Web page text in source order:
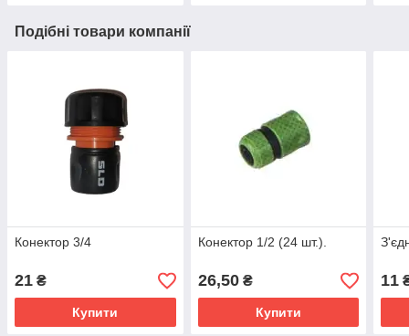
Подібні товари компанії
Конектор 3/4
21 ₴
Купити
Конектор 1/2 (24 шт.).
26,50₴
Купити
11